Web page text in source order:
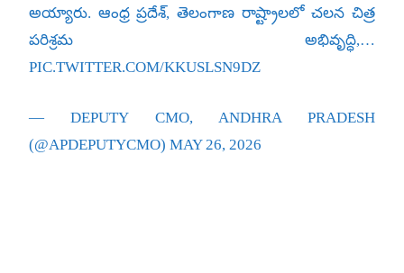
అయ్యారు. ఆంధ్ర ప్రదేశ్, తెలంగాణ రాష్ట్రాలలో చలన చిత్ర
పరిశ్రమ అభివృద్ధి,…
PIC.TWITTER.COM/KKUSLSN9DZ
— DEPUTY CMO, ANDHRA PRADESH
(@APDEPUTYCMO)MAY 26, 2026